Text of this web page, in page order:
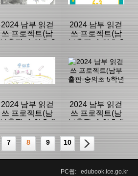
|
2025/01/06
문:56
|
2025/01/06
문:63
2024 남부 읽걷
쓰 프로젝트(남
부출판-숭의초 6
분류명 : 학생작
품(초등)
|
등록일 :
2025/01/06
2024 남부 읽걷
쓰 프로젝트(남
부출판-숭의초 6
분류명 : 학생작
품(초등)
|
등록일 :
2025/01/06
|
2024 남부 읽걷
쓰 프로젝트(남
부출판-숭의초 6
분류명 : 학생작
2024 남부 읽걷
쓰 프로젝트(남
부출판-숭의초 5
분류명 : 학생작
7 8 9 10
PC웹: edubook.ice.go.kr